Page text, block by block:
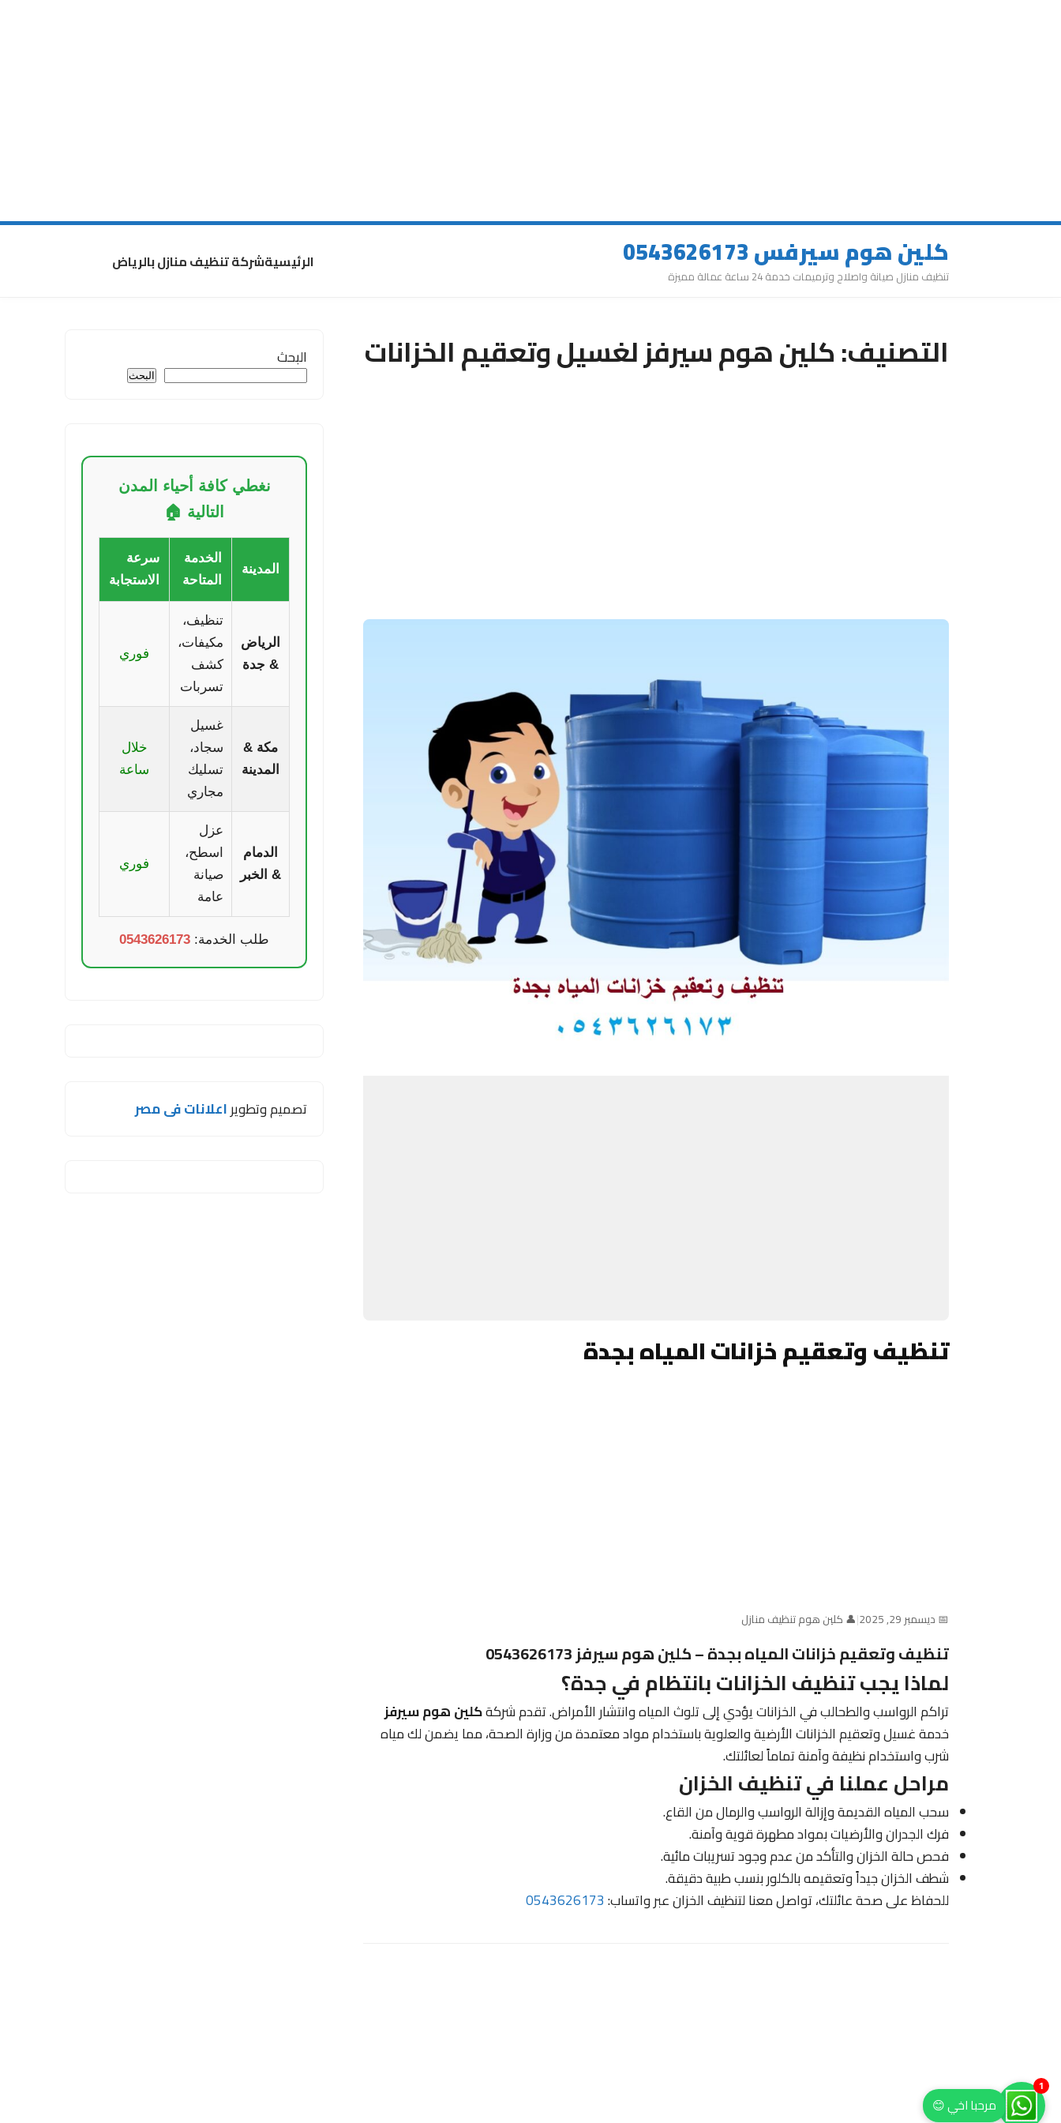
كلين هوم سيرفس 0543626173
تنظيف منازل صيانة واصلاح وترميمات خدمة 24 ساعة عمالة مميزة
الرئيسيةشركة تنظيف منازل بالرياض
التصنيف:كلين هوم سيرفز لغسيل وتعقيم الخزانات
تنظيف وتعقيم خزانات المياه بجدة
📅 ديسمبر 29, 2025 |👤 كلين هوم تنظيف منازل
تنظيف وتعقيم خزانات المياه بجدة – كلين هوم سيرفز 0543626173
لماذا يجب تنظيف الخزانات بانتظام في جدة؟
تراكم الرواسب والطحالب في الخزانات يؤدي إلى تلوث المياه وانتشار الأمراض. تقدم شركةكلين هوم سيرفز
خدمة غسيل وتعقيم الخزانات الأرضية والعلوية باستخدام مواد معتمدة من وزارة الصحة، مما يضمن لك مياه
شرب واستخدام نظيفة وآمنة تماماً لعائلتك.
مراحل عملنا في تنظيف الخزان
سحب المياه القديمة وإزالة الرواسب والرمال من القاع.
فرك الجدران والأرضيات بمواد مطهرة قوية وآمنة.
فحص حالة الخزان والتأكد من عدم وجود تسريبات مائية.
شطف الخزان جيداً وتعقيمه بالكلور بنسب طبية دقيقة.
للحفاظ على صحة عائلتك، تواصل معنا لتنظيف الخزان عبر واتساب:0543626173
البحث
البحث
نغطي كافة أحياء المدن
التالية 🏠
المدينة
الخدمة
المتاحة
سرعة
الاستجابة
الرياض
& جدة
تنظيف،
مكيفات،
كشف
تسربات
فوري
مكة &
المدينة
غسيل
سجاد،
تسليك
مجاري
خلال
ساعة
الدمام
& الخبر
عزل
اسطح،
صيانة
عامة
فوري
طلب الخدمة: 0543626173
تصميم وتطويراعلانات فى مصر
1
مرحبا اخي 😊